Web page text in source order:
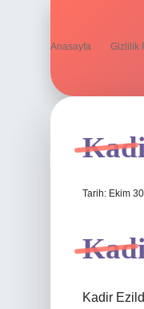
Anasayfa Gizlilik
Tarih: Ekim
Kadir